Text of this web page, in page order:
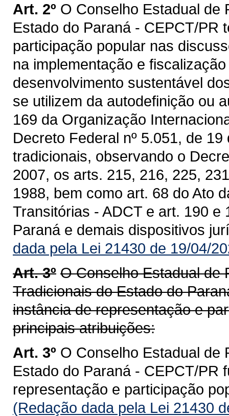
Art. 2º O Conselho Estadual de
Estado do Paraná - CEPCT/PR
participação popular nas
na implementação e
desenvolvimento sustentável
se utilizem da autodefinição ou
169 da Organização
Decreto Federal nº 5.051, de
tradicionais, observando o
2007, os arts. 215, 216, 225,
1988, bem como art. 68 do Ato
Transitórias - ADCT e art. 190
Paraná e demais dispositivos
dada pela Lei 21430 de 19/04/
Art. 3º O Conselho Estadual de
Tradicionais do Estado do
instância de representação e
principais atribuições:
Art. 3º O Conselho Estadual de
Estado do Paraná - CEPCT/PR
representação e participação
(Redação dada pela Lei 21430